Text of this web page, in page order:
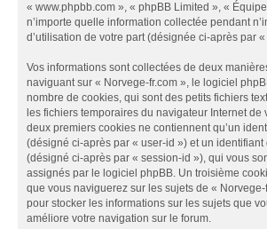
« www.phpbb.com », « phpBB Limited », «
n’importe quelle information collectée pendant
d’utilisation de votre part (désignée ci-après par
Vos informations sont collectées de deux
naviguant sur « Norvege-fr.com », le logiciel
nombre de cookies, qui sont des petits fichiers
les fichiers temporaires du navigateur Internet de
deux premiers cookies ne contiennent qu’un
(désigné ci-après par « user-id ») et un identifiant
(désigné ci-après par « session-id »), qui vous
assignés par le logiciel phpBB. Un troisième
que vous naviguerez sur les sujets de « Norvege-
pour stocker les informations sur les sujets que
améliore votre navigation sur le forum.